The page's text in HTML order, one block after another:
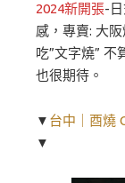
2024新開張-
感，專賣: 大
吃”文字燒” 不
也很期待。
▼ 台中｜酉燒
▼